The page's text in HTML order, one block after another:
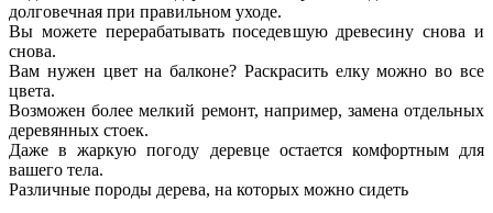
долговечная при правильном уходе.
Вы можете перерабатывать поседевшую древесину снова и
снова.
Вам нужен цвет на балконе? Раскрасить елку можно во все
цвета.
Возможен более мелкий ремонт, например, замена отдельных
деревянных стоек.
Даже в жаркую погоду деревце остается комфортным для
вашего тела.
Различные породы дерева, на которых можно сидеть